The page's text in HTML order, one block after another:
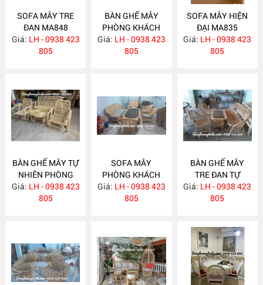
SOFA MÂY TRE
ĐAN MA848
Giá: LH - 0938 423
805
BÀN GHẾ MÂY
PHÒNG KHÁCH
MA839
Giá: LH - 0938 423
805
SOFA MÂY HIỆN
ĐẠI MA835
Giá: LH - 0938 423
805
BÀN GHẾ MÂY TỰ
NHIÊN PHÒNG
KHÁCH MA834
Giá: LH - 0938 423
805
SOFA MÂY
PHÒNG KHÁCH
HIỆN ĐẠI MA833
Giá: LH - 0938 423
805
BÀN GHẾ MÂY
TRE ĐAN TỰ
NHIÊN MA832
Giá: LH - 0938 423
805